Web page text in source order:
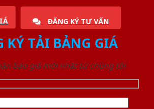
ĐĂNG KÝ TƯ VẤN
KÝ TẢI BẢNG GIÁ
báo giá mới nhất từ chúng tôi